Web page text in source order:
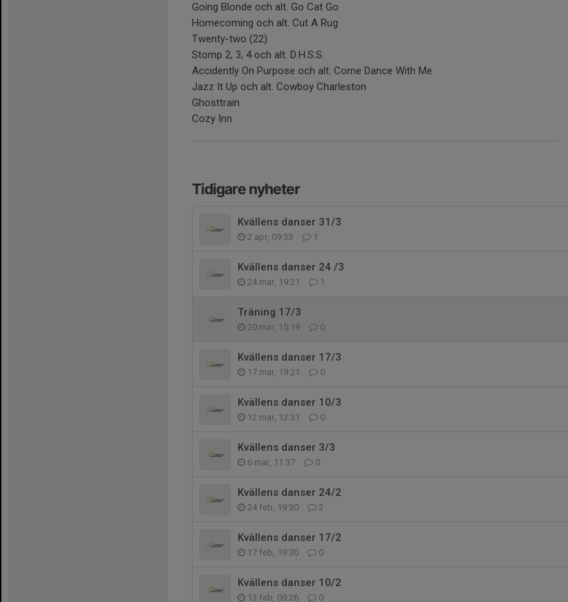
Going Blonde och alt. Go Cat Go
Homecoming och alt. Cut A Rug
Twenty-two (22)
Stomp 2, 3, 4 och alt. D.H.S.S.
Accidently On Purpose och alt. Come Dance With Me
Jazz It Up och alt. Cowboy Charleston
Ghosttrain
Cozy Inn
Tidigare nyheter
Kvällens danser 31/3
2 apr, 09:33 1
Kvällens danser 24 /3
24 mar, 19:21 1
Träning 17/3
20 mar, 15:19 0
Kvällens danser 17/3
17 mar, 19:21 0
Kvällens danser 10/3
12 mar, 12:31 0
Kvällens danser 3/3
6 mar, 11:37 0
Kvällens danser 24/2
24 feb, 19:30 2
Kvällens danser 17/2
17 feb, 19:30 0
Kvällens danser 10/2
13 feb, 09:26 0